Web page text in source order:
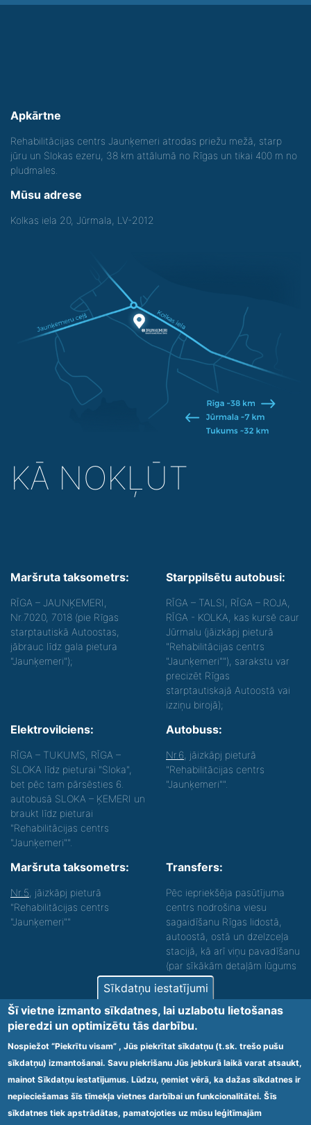
Apkārtne
Rehabilitācijas centrs Jaunķemeri atrodas priežu mežā, starp
jūru un Slokas ezeru, 38 km attālumā no Rīgas un tikai 400 m no
pludmales.
Mūsu adrese
Kolkas iela 20, Jūrmala, LV-2012
KĀ NOKĻŪT
Maršruta taksometrs:
RĪGA – JAUNĶEMERI,
Nr.7020, 7018 (pie Rīgas
starptautiskā Autoostas,
jābrauc līdz gala pietura
"Jaunķemeri");
Starppilsētu autobusi:
RĪGA – TALSI, RĪGA – ROJA,
RĪGA - KOLKA, kas kursē caur
Jūrmalu (jāizkāpj pieturā
"Rehabilitācijas centrs
"Jaunķemeri""), sarakstu var
precizēt Rīgas
starptautiskajā Autoostā vai
izziņu birojā);
Elektrovilciens:
RĪGA – TUKUMS, RĪGA –
SLOKA līdz pieturai "Sloka",
bet pēc tam pārsēsties 6.
autobusā SLOKA – ĶEMERI un
braukt līdz pieturai
"Rehabilitācijas centrs
"Jaunķemeri"".
Autobuss:
Nr.6 , jāizkāpj pieturā
"Rehabilitācijas centrs
"Jaunķemeri"".
Maršruta taksometrs:
Nr.5 , jāizkāpj pieturā
"Rehabilitācijas centrs
"Jaunķemeri""
Transfers:
Pēc iepriekšēja pasūtījuma
centrs nodrošina viesu
sagaidīšanu Rīgas lidostā,
autoostā, ostā un dzelzceļa
stacijā, kā arī viņu pavadīšanu
(par sīkākām detaļām lūgums
zvanīt).
Nodrošinām vides piekļūstamību personām ar
funkcionāliem traucējumiem! SIA „Sanare-KRC
Jaunķemeri”, Kolkas ielā 20, Jūrmalā ir nodrošināta vides
piekļūstamība personām ar funkcionāliem traucējumiem,
tādejādi nodrošinot atbilstību Ministru kabineta
2009.gada 20.janvāra noteikumos Nr.60 „Noteikumi par
obligātajām prasībām ārstniecības iestādēm un to
struktūrvienībām” minētajām prasībām.
Sīkdatņu iestatījumi
Šī vietne izmanto sīkdatnes, lai uzlabotu lietošanas
pieredzi un optimizētu tās darbību.
Nospiežot “Piekrītu visam” , Jūs piekrītat sīkdatņu (t.sk. trešo pušu
sīkdatņu) izmantošanai. Savu piekrišanu Jūs jebkurā laikā varat atsaukt,
mainot Sīkdatņu iestatījumus. Lūdzu, ņemiet vērā, ka dažas sīkdatnes ir
nepieciešamas šīs tīmekļa vietnes darbībai un funkcionalitātei. Šīs
sīkdatnes tiek apstrādātas, pamatojoties uz mūsu leģitīmajām